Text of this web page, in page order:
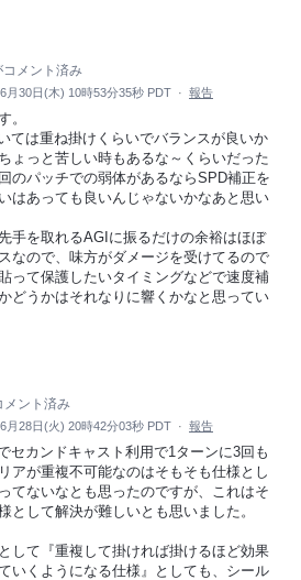
コメント済み
月30日(木) 10時53分35秒 PDT · 報告
。
ては重ね掛けくらいでバランスが良いか
ょっと苦しい時もあるな～くらいだった
のパッチでの弱体があるならSPD補正を
はあっても良いんじゃないかなあと思い
手を取れるAGIに振るだけの余裕はほぼ
なので、味方がダメージを受けてるので
って保護したいタイミングなどで速度補
どうかはそれなりに響くかなと思ってい
メント済み
月28日(火) 20時42分03秒 PDT · 報告
セカンドキャスト利用で1ターンに3回も
アが重複不可能なのはそもそも仕様とし
てないなとも思ったのですが、これはそ
として解決が難しいとも思いました。
して『重複して掛ければ掛けるほど効果
いくようになる仕様』としても、シール